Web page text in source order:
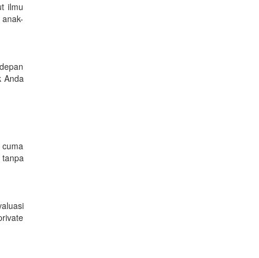
ilmu
Anda